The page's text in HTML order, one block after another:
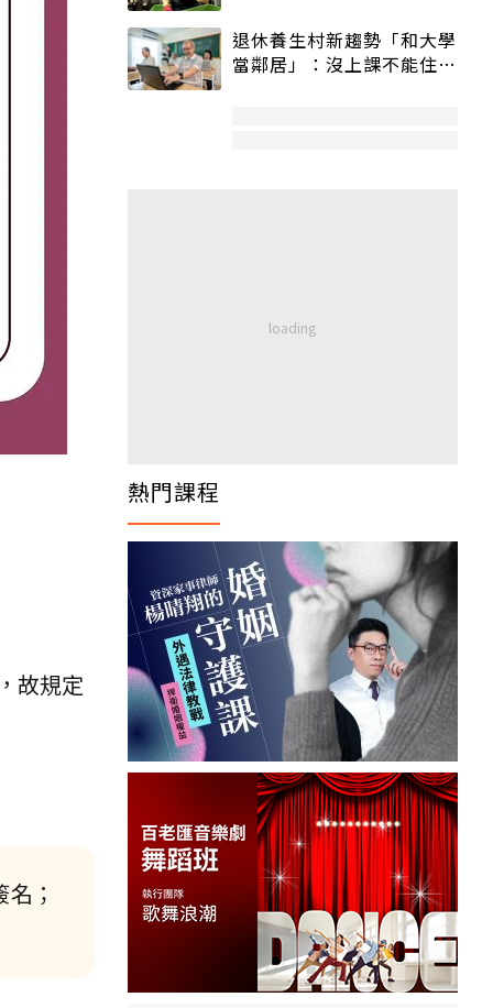
故規定
；
退休養生村新趨勢「和大學
當鄰居」：沒上課不能住、
熱門課程